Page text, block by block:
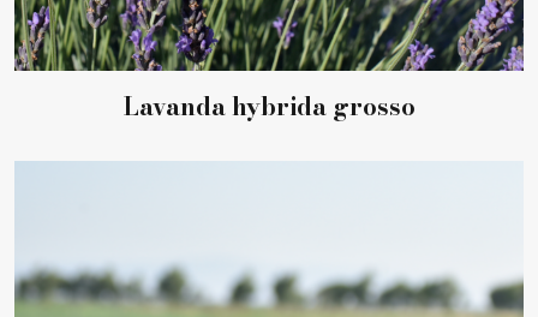
Lavanda hybrida grosso